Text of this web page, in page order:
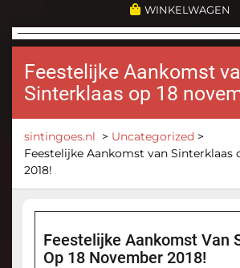
WINKELWAGEN
Feestelijke Aankomst
Sinterklaas op 18
sintingoes.nl > Uncategorized >
Feestelijke Aankomst van Sinterklaas
2018!
Feestelijke Aankomst Van
Op 18 November 2018!